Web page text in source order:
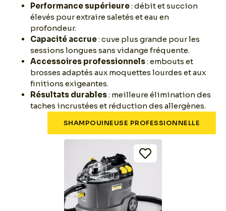
Performance supérieure: débit et succion
élevés pour extraire saletés et eau en
profondeur.
Capacité accrue: cuve plus grande pour les
sessions longues sans vidange fréquente.
Accessoires professionnels: embouts et
brosses adaptés aux moquettes lourdes et aux
finitions exigeantes.
Résultats durables: meilleure élimination des
taches incrustées et réduction des allergènes.
SHAMPOUINEUSE PROFESSIONNELLE